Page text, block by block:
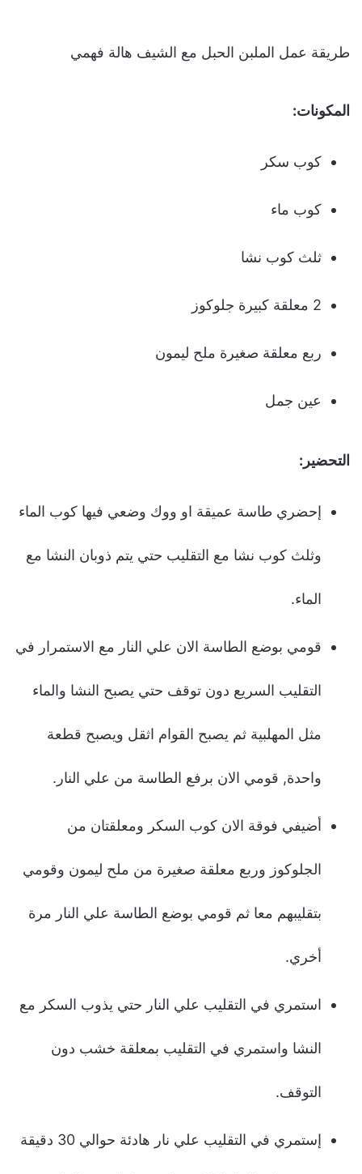
طريقة عمل الملبن الحبل مع الشيف هالة فهمي
المكونات:
كوب سكر
كوب ماء
ثلث كوب نشا
2 معلقة كبيرة جلوكوز
ربع معلقة صغيرة ملح ليمون
عين جمل
التحضير:
إحضري طاسة عميقة او ووك وضعي فيها كوب الماء
وثلث كوب نشا مع التقليب حتي يتم ذوبان النشا مع
الماء.
قومي بوضع الطاسة الان علي النار مع الاستمرار في
التقليب السريع دون توقف حتي يصبح النشا والماء
مثل المهلبية ثم يصبح القوام اثقل ويصبح قطعة
واحدة, قومي الان برفع الطاسة من علي النار.
أضيفي فوقة الان كوب السكر ومعلقتان من
الجلوكوز وربع معلقة صغيرة من ملح ليمون وقومي
بتقليبهم معا ثم قومي بوضع الطاسة علي النار مرة
أخري.
استمري في التقليب علي النار حتي يذوب السكر مع
النشا واستمري في التقليب بمعلقة خشب دون
التوقف.
إستمري في التقليب علي نار هادئة حوالي 30 دقيقة